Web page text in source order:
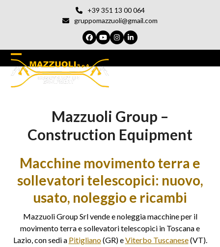
+39 351 13 00 064
gruppomazzuoli@gmail.com
Facebook
YouTubeInstagram
LinkedIn
Open
mobile
Chiudi
cellulare
Mazzuoli Group –
Construction Equipment
Macchine movimento terra e
sollevatori telescopici: nuovo,
usato, noleggio e ricambi
Mazzuoli Group Srl vende e noleggia macchine per il
movimento terra e sollevatori telescopici in Toscana e
Lazio, con sedi a Pitigliano(GR) eViterbo Tuscanese(VT).